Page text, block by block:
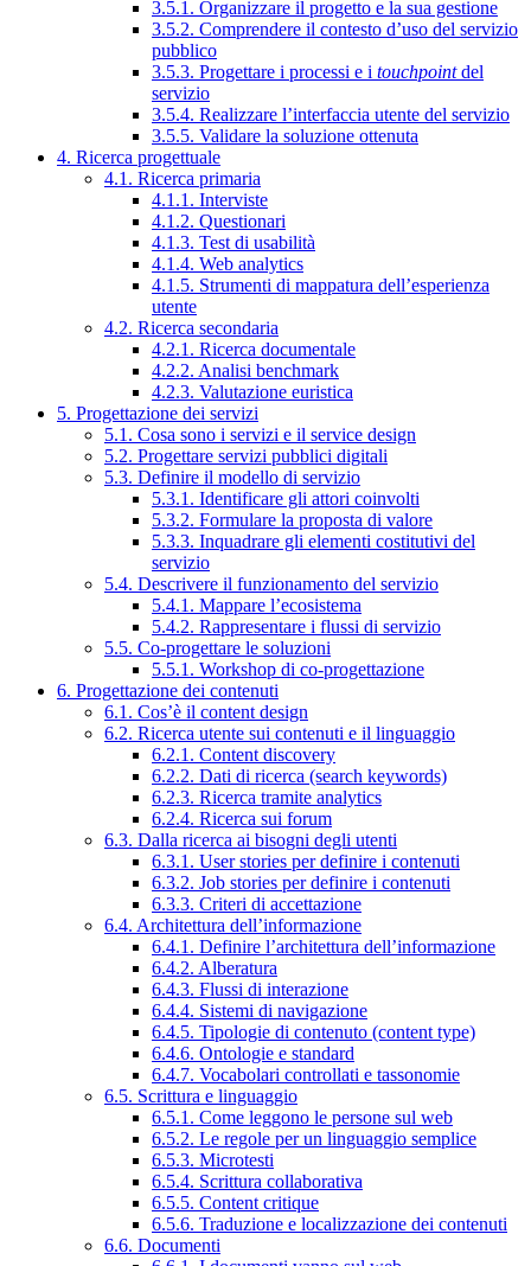
3.5.1. Organizzare il progetto e la sua gestione
3.5.2. Comprendere il contesto d’uso del servizio
pubblico
3.5.3. Progettare i processi e i touchpointdel
servizio
3.5.4. Realizzare l’interfaccia utente del servizio
3.5.5. Validare la soluzione ottenuta
4. Ricerca progettuale
4.1. Ricerca primaria
4.1.1. Interviste
4.1.2. Questionari
4.1.3. Test di usabilità
4.1.4. Web analytics
4.1.5. Strumenti di mappatura dell’esperienza
utente
4.2. Ricerca secondaria
4.2.1. Ricerca documentale
4.2.2. Analisi benchmark
4.2.3. Valutazione euristica
5. Progettazione dei servizi
5.1. Cosa sono i servizi e il service design
5.2. Progettare servizi pubblici digitali
5.3. Definire il modello di servizio
5.3.1. Identificare gli attori coinvolti
5.3.2. Formulare la proposta di valore
5.3.3. Inquadrare gli elementi costitutivi del
servizio
5.4. Descrivere il funzionamento del servizio
5.4.1. Mappare l’ecosistema
5.4.2. Rappresentare i flussi di servizio
5.5. Co-progettare le soluzioni
5.5.1. Workshop di co-progettazione
6. Progettazione dei contenuti
6.1. Cos’è il content design
6.2. Ricerca utente sui contenuti e il linguaggio
6.2.1. Content discovery
6.2.2. Dati di ricerca (search keywords)
6.2.3. Ricerca tramite analytics
6.2.4. Ricerca sui forum
6.3. Dalla ricerca ai bisogni degli utenti
6.3.1. User stories per definire i contenuti
6.3.2. Job stories per definire i contenuti
6.3.3. Criteri di accettazione
6.4. Architettura dell’informazione
6.4.1. Definire l’architettura dell’informazione
6.4.2. Alberatura
6.4.3. Flussi di interazione
6.4.4. Sistemi di navigazione
6.4.5. Tipologie di contenuto (content type)
6.4.6. Ontologie e standard
6.4.7. Vocabolari controllati e tassonomie
6.5. Scrittura e linguaggio
6.5.1. Come leggono le persone sul web
6.5.2. Le regole per un linguaggio semplice
6.5.3. Microtesti
6.5.4. Scrittura collaborativa
6.5.5. Content critique
6.5.6. Traduzione e localizzazione dei contenuti
6.6. Documenti